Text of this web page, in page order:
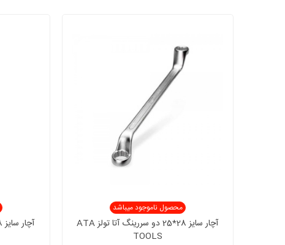
محصول ناموجود میباشد
آچار سایز 28*25 دو سررینگ آتا تولز ATA
TOOLS